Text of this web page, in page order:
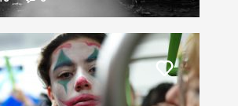
Liker